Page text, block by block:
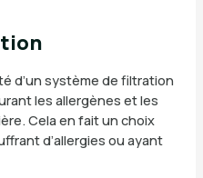
d’un système de filtration
les allergènes et les
Cela en fait un choix
d’allergies ou ayant